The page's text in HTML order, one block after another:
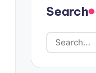
Search